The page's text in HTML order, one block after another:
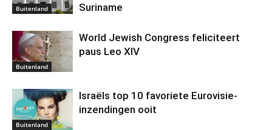
Buitenland
Suriname
Buitenland
World Jewish Congress feliciteert
paus Leo XIV
Buitenland
Israëls top 10 favoriete Eurovisie-
inzendingen ooit